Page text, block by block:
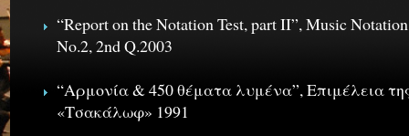
“Report on the Notation Test, part II”, Music
No.2, 2nd Q.2003
“Αρμονία & 450 θέματα λυμένα”, Επιμέλεια
«Τσακάλωφ» 1991